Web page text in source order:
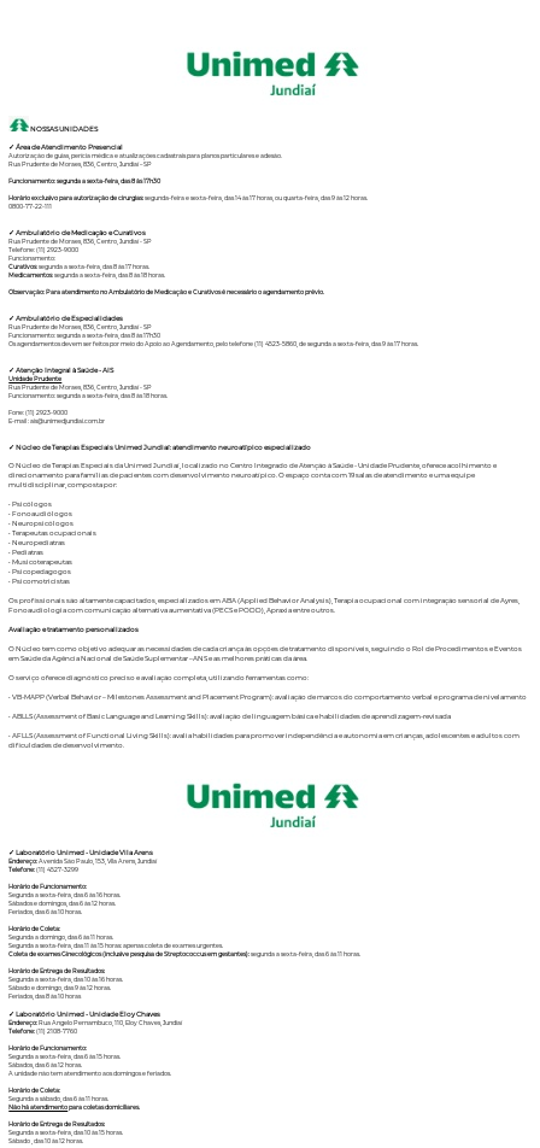
NOSSAS UNIDADES
✓ Área de Atendimento Presencial
Autorização de guias, perícia médica e atualizações cadastrais para planos particulares e adesão.
Rua Prudente de Moraes, 836, Centro, Jundiaí – SP
Funcionamento: segunda a sexta-feira, das 8 às 17h30
Horário exclusivo para autorização de cirurgias:segunda-feira e sexta-feira, das 14 às 17 horas, ou quarta-feira, das 9 às 12 horas.
0800-77-22-111
✓ Ambulatório de Medicação e Curativos
Rua Prudente de Moraes, 836, Centro, Jundiaí - SP
Telefone: (11) 2923-9000
Funcionamento:
Curativos: segunda a sexta-feira, das 8 às 17 horas.
Medicamentos: segunda a sexta-feira, das 8 às 18 horas.
Observação: Para atendimento no Ambulatório de Medicação e Curativos é necessário o agendamento prévio.
✓ Ambulatório de Especialidades
Rua Prudente de Moraes, 836, Centro, Jundiaí - SP
Funcionamento: segunda a sexta-feira, das 8 às 17h30
Os agendamentos devem ser feitos por meio do Apoio ao Agendamento, pelo telefone (11) 4523-5860, de segunda a sexta-feira, das 9 às 17 horas.
✓ Atenção Integral à Saúde - AIS
Unidade Prudente
Rua Prudente de Moraes, 836, Centro, Jundiaí - SP
Funcionamento: segunda a sexta-feira, das 8 às 18 horas.
Fone: (11) 2923-9000
E-mail : ais@unimedjundiai.com.br
✓ Núcleo de Terapias Especiais Unimed Jundiaí: atendimento neuroatípico especializado
O Núcleo de Terapias Especiais da Unimed Jundiaí, localizado no Centro Integrado de Atenção à Saúde - Unidade Prudente, oferece acolhimento e
direcionamento para famílias de pacientes com desenvolvimento neuroatípico. O espaço conta com 19 salas de atendimento e uma equipe
multidisciplinar, composta por:
• Psicólogos
• Fonoaudiólogos
• Neuropsicólogos
• Terapeutas ocupacionais
• Neuropediatras
• Pediatras
• Musicoterapeutas
• Psicopedagogos
• Psicomotricistas
Os profissionais são altamente capacitados, especializados em ABA (Applied Behavior Analysis), Terapia ocupacional com integração sensorial de Ayres,
Fonoaudiologia com comunicação alternativa aumentativa (PECS e PODD), Apraxia entre outros.
Avaliação e tratamento personalizados
O Núcleo tem como objetivo adequar as necessidades de cada criança às opções de tratamento disponíveis, seguindo o Rol de Procedimentos e Eventos
em Saúde da Agência Nacional de Saúde Suplementar –ANS e as melhores práticas da área.
O serviço oferece diagnóstico preciso e avaliação completa, utilizando ferramentas como:
• VB-MAPP (Verbal Behavior – Milestones Assessment and Placement Program): avaliação de marcos do comportamento verbal e programa de nivelamento
• ABLLS (Assessment of Basic Language and Learning Skills): avaliação de linguagem básica e habilidades de aprendizagem-revisada
• AFLLS (Assessment of Functional Living Skills): avalia habilidades para promover independência e autonomia em crianças, adolescentes e adultos com
dificuldades de desenvolvimento.
✓ Laboratório Unimed - Unidade Vila Arens
Endereço:Avenida São Paulo, 153, Vila Arens, Jundiaí
Telefone:(11) 4527-3299
Horário de Funcionamento:
Segunda a sexta-feira, das 6 às 16 horas.
Sábados e domingos, das 6 às 12 horas.
Feriados, das 6 às 10 horas.
Horário de Coleta:
Segunda a domingo, das 6 às 11 horas.
Segunda a sexta-feira, das 11 às 15 horas: apenas coleta de exames urgentes.
Coleta de exames Ginecológicos (inclusive pesquisa de Streptococcus em gestantes):segunda a sexta-feira, das 6 às 11 horas.
Horário de Entrega de Resultados:
Segunda a sexta-feira, das 10 às 16 horas.
Sábado e domingo, das 9 às 12 horas.
Feriados, das 8 às 10 horas
✓ Laboratório Unimed - Unidade Eloy Chaves
Endereço: Rua Angelo Pernambuco, 110, Eloy Chaves, Jundiaí
Telefone:(11) 2108-7760
Horário de Funcionamento:
Segunda a sexta-feira, das 6 às 15 horas.
Sábados, das 6 às 12 horas.
A unidade não tem atendimento aos domingos e feriados.
Horário de Coleta:
Segunda a sábado, das 6 às 11 horas.
Não há atendimento para coletas domiciliares.
Horário de Entrega de Resultados:
Segunda a sexta-feira, das 10 às 15 horas.
Sábado , das 10 às 12 horas.